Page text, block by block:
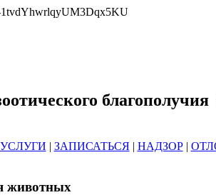
УСЛУГИ | ЗАПИСАТЬСЯ | НАДЗОР |
животных